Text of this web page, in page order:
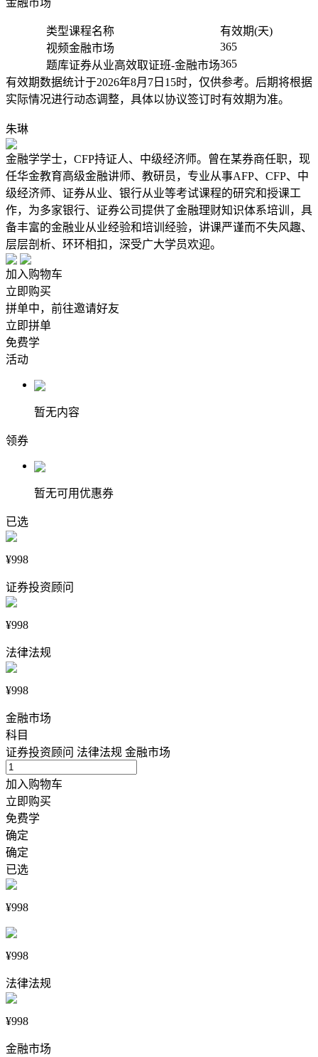
金融市场
类型课程名称
有效期(天)
视频金融市场
365
题库证券从业高效取证班-金融市场365
有效期数据统计于2026年8月7日15时，仅供参考。后期将根据
实际情况进行动态调整，具体以协议签订时有效期为准。
朱琳
金融学学士，CFP持证人、中级经济师。曾在某券商任职，现
任华金教育高级金融讲师、教研员，专业从事AFP、CFP、中
级经济师、证券从业、银行从业等考试课程的研究和授课工
作，为多家银行、证券公司提供了金融理财知识体系培训，具
备丰富的金融业从业经验和培训经验，讲课严谨而不失风趣、
层层剖析、环环相扣，深受广大学员欢迎。
加入购物车
立即购买
拼单中，前往邀请好友
立即拼单
免费学
活动
暂无内容
领券
暂无可用优惠券
已选
¥998
证券投资顾问
¥998
法律法规
¥998
金融市场
科目
证券投资顾问 法律法规 金融市场
加入购物车
立即购买
免费学
确定
确定
已选
¥998
¥998
法律法规
¥998
金融市场